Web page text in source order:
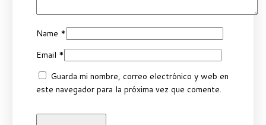
Name *
Email *
Guarda mi nombre, correo electrónico y web en
este navegador para la próxima vez que comente.